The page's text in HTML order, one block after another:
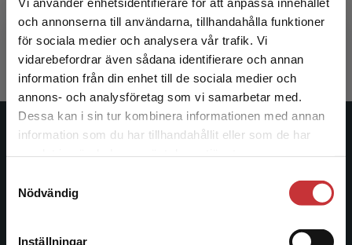
och annonserna till användarna, tillhandahålla funktioner
för sociala medier och analysera vår trafik. Vi
vidarebefordrar även sådana identifierare och annan
information från din enhet till de sociala medier och
annons- och analysföretag som vi samarbetar med.
Dessa kan i sin tur kombinera informationen med annan
information som du har tillhandahållit eller som de har
Nödvändig
Inställningar
Begränsad fraktregion
Det verkar som att du besöker
studentlitteratur.se via en enhet utanför Sverige.
Vi erbjuder inte leveranser utanför Sverige. För
att kunna slutföra ett köp måste
Liljegren, Bengt m.fl.
385 krinkl. moms
Exkl. moms: 363 kr
Studentlitteratur
Studentlitteratur grundades 1963 och är idag Sveriges
ledande utbildningsförlag. Med läromedel, kurslitteratur,
informationstjänster i utbudet, finns Studentlitteratur med